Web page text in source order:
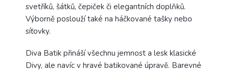
svetříků, šátků, čepiček či elegantních doplňků.
Výborně poslouží také na háčkované tašky nebo
síťovky.
Diva Batik přináší všechnu jemnost a lesk klasické
Divy, ale navíc v hravé batikované úpravě. Barevné